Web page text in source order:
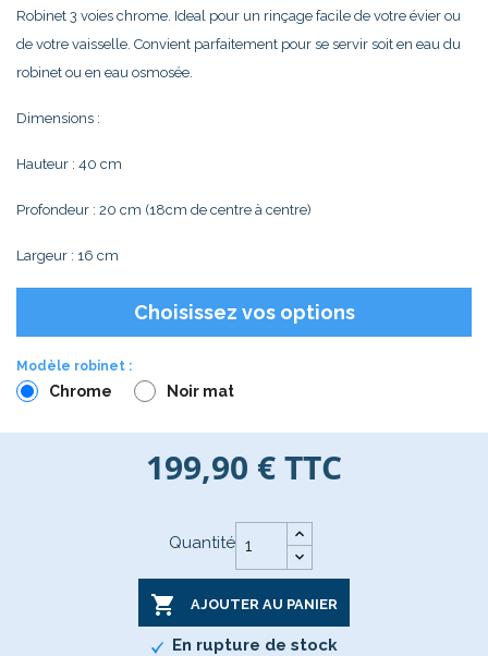
Robinet 3 voies chrome. Ideal pour un rinçage facile de votre évier ou
de votre vaisselle. Convient parfaitement pour se servir soit en eau du
robinet ou en eau osmosée.
Dimensions :
Hauteur : 40 cm
Profondeur : 20 cm (18cm de centre à centre)
Largeur : 16 cm
Choisissez vos options
Modèle robinet :
Chrome Noir mat
199,90 €TTC
Quantité
 AJOUTER AU PANIER
En rupture de stock